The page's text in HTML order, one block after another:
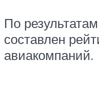
По
составлен
авиакомпаний.